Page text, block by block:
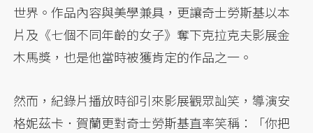
世界。作品內容與美學兼具，更讓奇士勞斯基以本
片及《七個不同年齡的女子》奪下克拉克夫影展金
木馬獎，也是他當時被獲肯定的作品之一。
然而，紀錄片播放時卻引來影展觀眾訕笑，導演安
格妮茲卡．賀蘭更對奇士勞斯基直率笑稱：「你把